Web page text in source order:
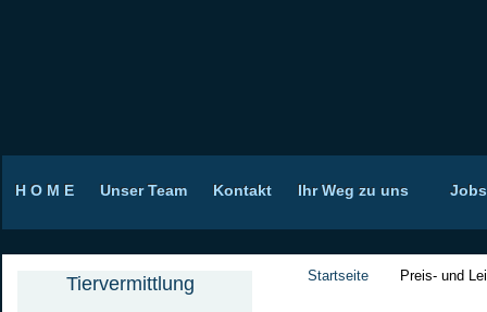
H O M E Unser Team Kontakt Ihr Weg zu uns Jobs
Startseite Preis- und
Tiervermittlung